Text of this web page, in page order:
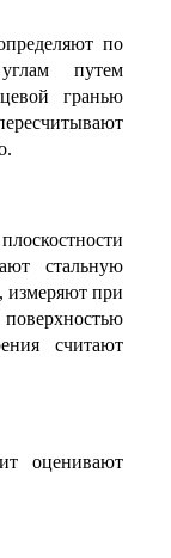
по
путем
гранью
стальную
измеряют при
считают
оценивают